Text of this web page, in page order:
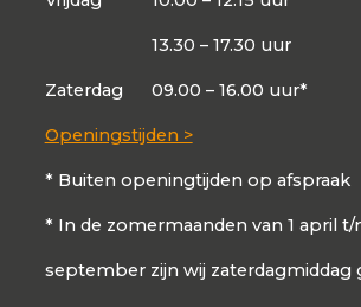
13.30 – 17.30 uur
Zaterdag 09.00 – 16.00 uur*
Openingstijden >
* Buiten openingtijden op afspraak
* In de zomermaanden van 1 april t/
september zijn wij zaterdagmiddag